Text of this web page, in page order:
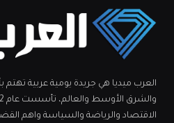
العرب ميديا هي جريدة يومية عربية تهتم
الاقتصاد والرياضة والسياسة واهم